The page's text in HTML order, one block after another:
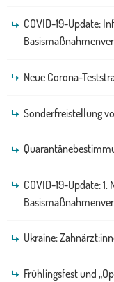
COVID-19-Update:
Neue Corona-
Sonderfreistellung
COVID-19-Update:
Ukraine:
Frühlingsfest und